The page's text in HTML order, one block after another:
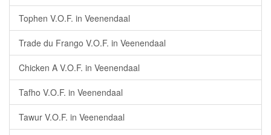
Tophen V.O.F. in Veenendaal
Trade du Frango V.O.F. in Veenendaal
Chicken A V.O.F. in Veenendaal
Tafho V.O.F. in Veenendaal
Tawur V.O.F. in Veenendaal